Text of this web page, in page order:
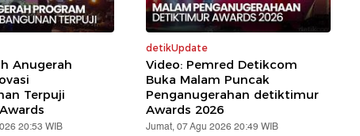
Anugerah
Terpuji
20:53 WIB
detikUpdate
Video: Pemred Detikcom
Buka Malam Puncak
Penganugerahan detiktimur
Awards 2026
Jumat, 07 Agu 2026 20:49 WIB